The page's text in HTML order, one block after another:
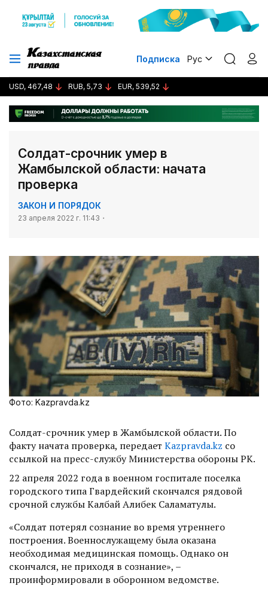
Подписка Рус
USD, 467,48 RUB, 5,73 EUR, 539,52
Солдат-срочник умер в
Жамбылской области: начата
проверка
ЗАКОН И ПОРЯДОК
23 апреля 2022 г. 11:43
Фото: Kazpravda.kz
Солдат-срочник умер в Жамбылской области. По
факту начата проверка, передает Kazpravda.kz со
ссылкой на пресс-службу Министерства обороны РК.
22 апреля 2022 года в военном госпитале поселка
городского типа Гвардейский скончался рядовой
срочной службы Калбай Алибек Саламатулы.
«Солдат потерял сознание во время утреннего
построения. Военнослужащему была оказана
необходимая медицинская помощь. Однако он
скончался, не приходя в сознание», –
проинформировали в оборонном ведомстве.